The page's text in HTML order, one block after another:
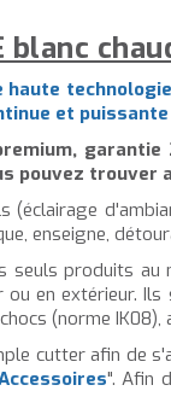
blanc
haute
et
pouvez trouver
enseigne,
seuls produits
en extérieur.
(norme
cutter afin de
". Afin